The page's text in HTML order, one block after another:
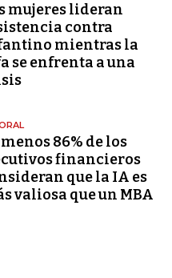
mujeres lideran
contra
mientras la
se enfrenta a una
86% de los
financieros
que la IA es
valiosa que un MBA